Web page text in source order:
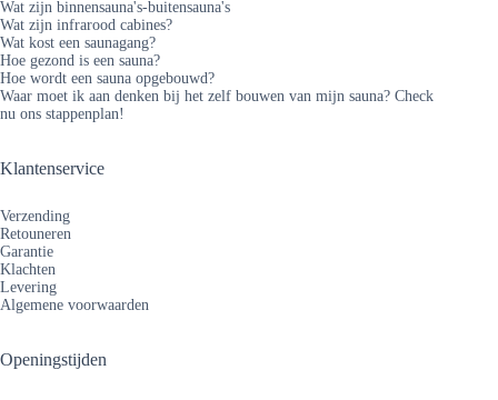
Wat zijn binnensauna's-buitensauna's
Wat zijn infrarood cabines?
Wat kost een saunagang?
Hoe gezond is een sauna?
Hoe wordt een sauna opgebouwd?
Waar moet ik aan denken bij het zelf bouwen van mijn sauna? Check
nu ons stappenplan!
Klantenservice
Verzending
Retouneren
Garantie
Klachten
Levering
Algemene voorwaarden
Openingstijden